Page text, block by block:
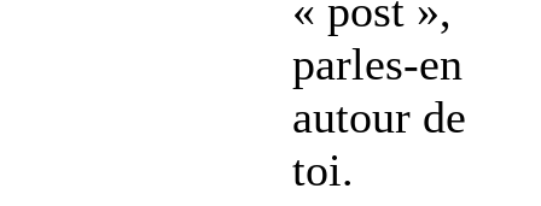
« post »,
parles-en
autour de
toi.